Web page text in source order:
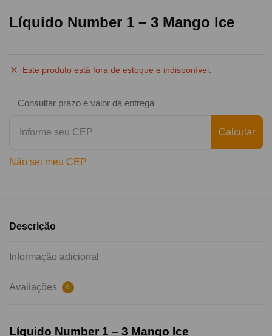
Líquido Number 1 – 3 Mango Ice
Este produto está fora de estoque e indisponível.
Consultar prazo e valor da entrega
Calcular
Não sei meu CEP
Descrição
Informação adicional
Avaliações 0
Líquido Number 1 – 3 Mango Ice